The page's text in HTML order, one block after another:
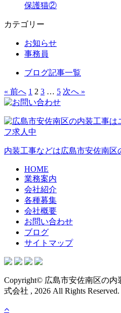
保護猫②
カテゴリー
お知らせ
事務員
ブログ記事一覧
« 前へ 1 2 3 … 5 次へ »
内装工事などは広島市安佐南区
HOME
業務案内
会社紹介
各種募集
会社概要
お問い合わせ
ブログ
サイトマップ
Copyright© 広島市安佐南区の
式会社 , 2026 All Rights Reserved.